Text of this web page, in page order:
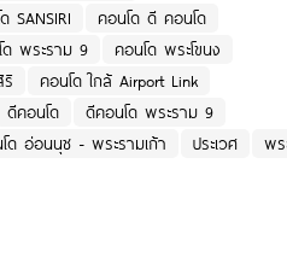
SANSIRI
คอนโด ดี คอนโด
ด พระราม 9
คอนโด พระโขนง
คอนโด ใกล้ Airport Link
ดีคอนโด
ดีคอนโด พระราม 9
ด อ่อนนุช - พระรามเก้า ประเวศ
พร